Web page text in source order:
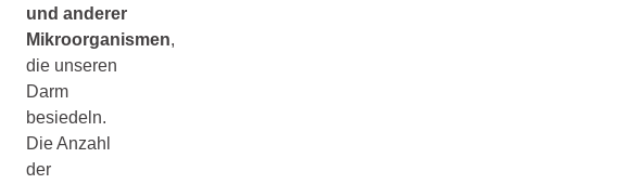
und anderer
Mikroorganismen,
die unseren
Darm
besiedeln.
Die Anzahl
der